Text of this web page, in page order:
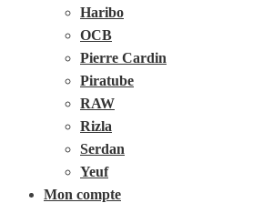
Haribo
OCB
Pierre Cardin
Piratube
RAW
Rizla
Serdan
Yeuf
Mon compte